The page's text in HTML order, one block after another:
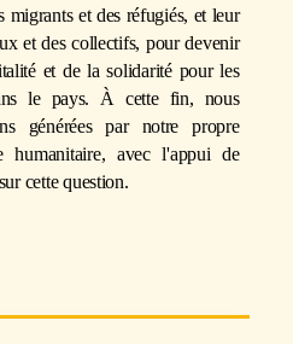
migrants et des réfugiés, et leur
et des collectifs, pour devenir
et de la solidarité pour les
le pays. À cette fin, nous
générées par notre propre
humanitaire, avec l'appui de
cette question.